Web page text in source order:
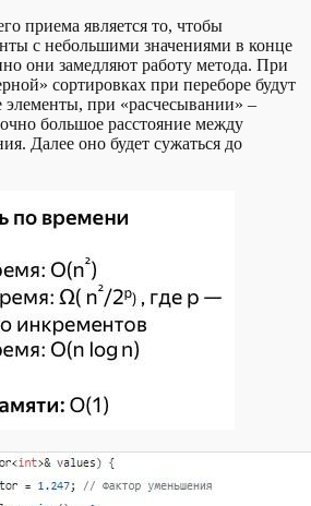
приема является то, чтобы
с небольшими значениями в конце
они замедляют работу метода. При
сортировках при переборе будут
элементы, при «расчесывании» –
большое расстояние между
Далее оно будет сужаться до